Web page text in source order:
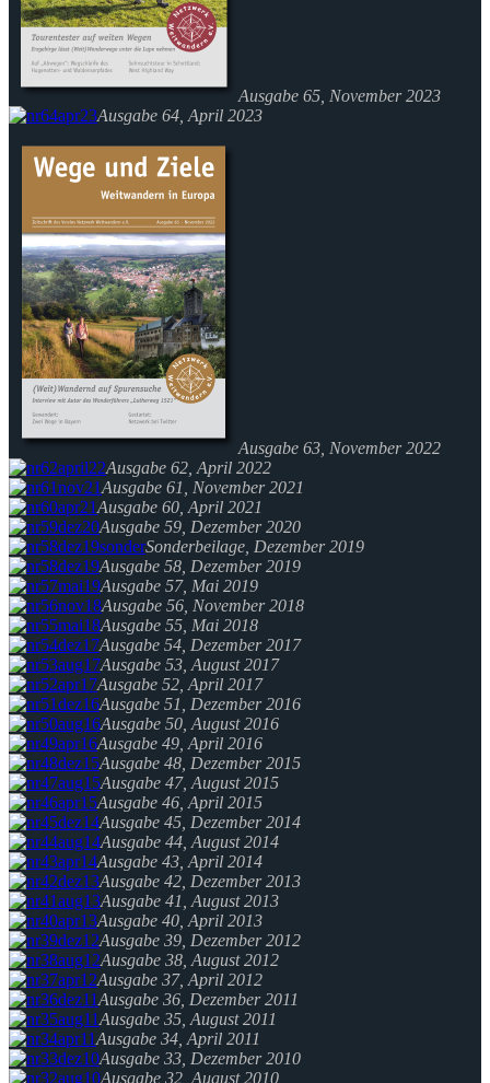
Ausgabe 65, November 2023
Ausgabe 64, April 2023
Ausgabe 63, November 2022
Ausgabe 62, April 2022
Ausgabe 61, November 2021
Ausgabe 60, April 2021
Ausgabe 59, Dezember 2020
Sonderbeilage, Dezember 2019
Ausgabe 58, Dezember 2019
Ausgabe 57, Mai 2019
Ausgabe 56, November 2018
Ausgabe 55, Mai 2018
Ausgabe 54, Dezember 2017
Ausgabe 53, August 2017
Ausgabe 52, April 2017
Ausgabe 51, Dezember 2016
Ausgabe 50, August 2016
Ausgabe 49, April 2016
Ausgabe 48, Dezember 2015
Ausgabe 47, August 2015
Ausgabe 46, April 2015
Ausgabe 45, Dezember 2014
Ausgabe 44, August 2014
Ausgabe 43, April 2014
Ausgabe 42, Dezember 2013
Ausgabe 41, August 2013
Ausgabe 40, April 2013
Ausgabe 39, Dezember 2012
Ausgabe 38, August 2012
Ausgabe 37, April 2012
Ausgabe 36, Dezember 2011
Ausgabe 35, August 2011
Ausgabe 34, April 2011
Ausgabe 33, Dezember 2010
Ausgabe 32, August 2010